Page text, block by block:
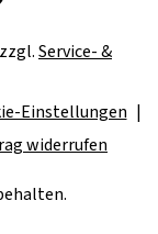
Service- &
Einstellungen
widerrufen